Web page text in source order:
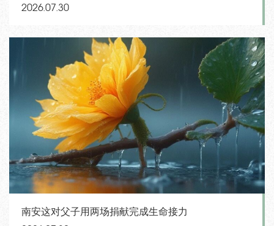
2026.07.30
南安这对父子用两场捐献完成生命接力